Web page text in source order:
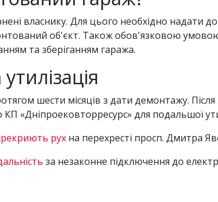
власнику. Для цього необхідно надати
об'єкт. Також обов'язковою
та зберіганням гаража.
шести місяців з дати демонтажу.
«Дніпроековторресурс» для подальшої
рух на перехресті просп. Дмитра
за незаконне підключення до